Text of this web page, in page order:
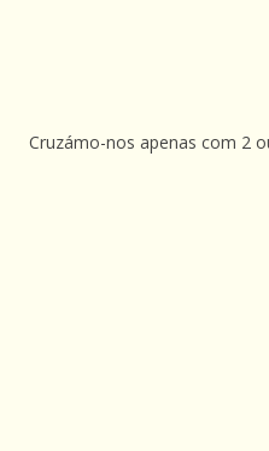
Cruzámo-nos apenas com 2